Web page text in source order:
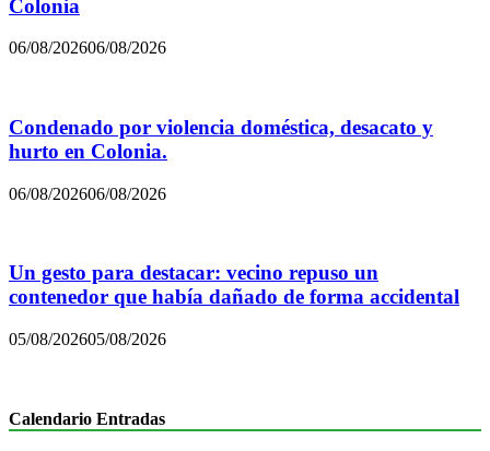
Colonia
06/08/202606/08/2026
Condenado por violencia doméstica, desacato y
hurto en Colonia.
06/08/202606/08/2026
Un gesto para destacar: vecino repuso un
contenedor que había dañado de forma accidental
05/08/202605/08/2026
Calendario Entradas